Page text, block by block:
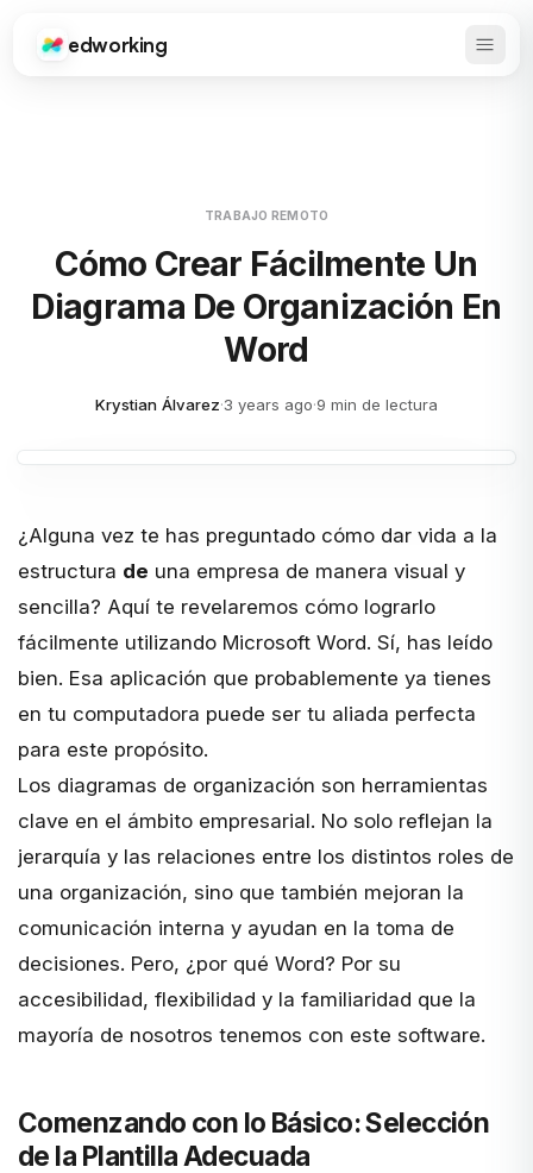
Edworking
edworking Abrir
TRABAJO REMOTO
Cómo Crear Fácilmente Un
Diagrama De Organización En
Word
Krystian Álvarez·3 years ago·9 min de lectura
¿Alguna vez te has preguntado cómo dar vida a la
estructura de una empresa de manera visual y
sencilla? Aquí te revelaremos cómo lograrlo
fácilmente utilizando Microsoft Word. Sí, has leído
bien. Esa aplicación que probablemente ya tienes
en tu computadora puede ser tu aliada perfecta
para este propósito.
Los diagramas de organización son herramientas
clave en el ámbito empresarial. No solo reflejan la
jerarquía y las relaciones entre los distintos roles de
una organización, sino que también mejoran la
comunicación interna y ayudan en la toma de
decisiones. Pero, ¿por qué Word? Por su
accesibilidad, flexibilidad y la familiaridad que la
mayoría de nosotros tenemos con este software.
Comenzando con lo Básico: Selección
de la Plantilla Adecuada